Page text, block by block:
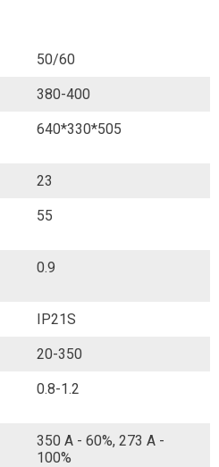
50/60
380-400
640*330*505
23
55
0.9
IP21S
20-350
0.8-1.2
350 А - 60%, 273 А -
100%